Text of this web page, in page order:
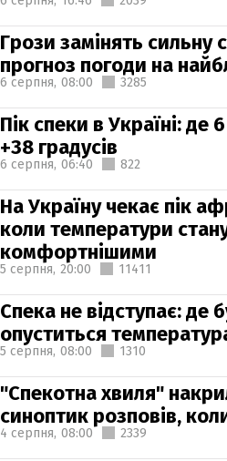
Грози замінять сильну
прогноз погоди на
6 серпня, 08:00 3285
Пік спеки в Україні: де
+38 градусів
6 серпня, 06:40 822
На Україну чекає пік
коли температури
комфортнішими
5 серпня, 20:00 11411
Спека не відступає: де
опуститься
5 серпня, 08:00 1310
"Спекотна хвиля"
синоптик розповів,
4 серпня, 08:00 2339